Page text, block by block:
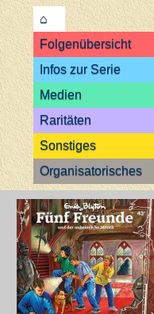
⌂
Folgenübersicht
Infos zur Serie
Medien
Raritäten
Sonstiges
Organisatorisches